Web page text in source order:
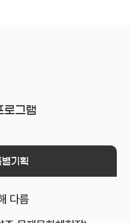
로그램
기획
다름